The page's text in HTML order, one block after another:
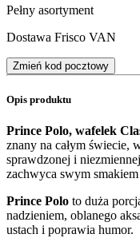
Pełny asortyment
Dostawa Frisco VAN
Zmień kod pocztowy
Opis produktu
Prince Polo, wafelek
znany na całym świecie,
sprawdzonej i
zachwyca swym
Prince Polo to duża
nadzieniem, oblanego
ustach i poprawia humor.